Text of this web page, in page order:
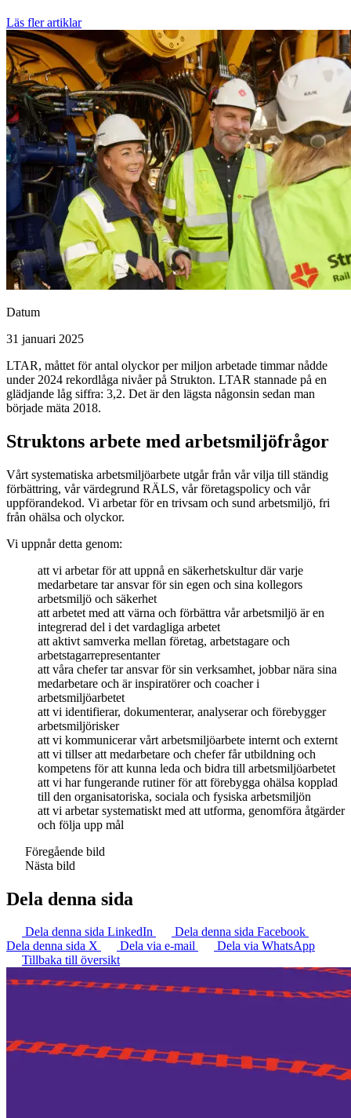
Läs fler artiklar
Datum
31 januari 2025
LTAR, måttet för antal olyckor per miljon arbetade timmar nådde
under 2024 rekordlåga nivåer på Strukton. LTAR stannade på en
glädjande låg siffra: 3,2. Det är den lägsta någonsin sedan man
började mäta 2018.
Struktons arbete med arbetsmiljöfrågor
Vårt systematiska arbetsmiljöarbete utgår från vår vilja till ständig
förbättring, vår värdegrund RÄLS, vår företagspolicy och vår
uppförandekod. Vi arbetar för en trivsam och sund arbetsmiljö, fri
från ohälsa och olyckor.
Vi uppnår detta genom:
att vi arbetar för att uppnå en säkerhetskultur där varje
medarbetare tar ansvar för sin egen och sina kollegors
arbetsmiljö och säkerhet
att arbetet med att värna och förbättra vår arbetsmiljö är en
integrerad del i det vardagliga arbetet
att aktivt samverka mellan företag, arbetstagare och
arbetstagarrepresentanter
att våra chefer tar ansvar för sin verksamhet, jobbar nära sina
medarbetare och är inspiratörer och coacher i
arbetsmiljöarbetet
att vi identifierar, dokumenterar, analyserar och förebygger
arbetsmiljörisker
att vi kommunicerar vårt arbetsmiljöarbete internt och externt
att vi tillser att medarbetare och chefer får utbildning och
kompetens för att kunna leda och bidra till arbetsmiljöarbetet
att vi har fungerande rutiner för att förebygga ohälsa kopplad
till den organisatoriska, sociala och fysiska arbetsmiljön
att vi arbetar systematiskt med att utforma, genomföra åtgärder
och följa upp mål
Föregående bild
Nästa bild
Dela denna sida
Dela denna sida LinkedIn
Dela denna sida Facebook
Dela denna sida X
Dela via e-mail
Dela via WhatsApp
Tillbaka till översikt